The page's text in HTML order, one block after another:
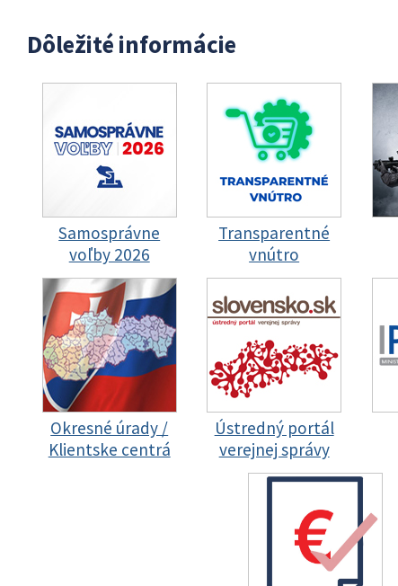
Dôležité informácie
Samosprávne
voľby 2026
Transparentné
vnútro
Okresné úrady /
Klientske centrá
Ústredný portál
verejnej správy